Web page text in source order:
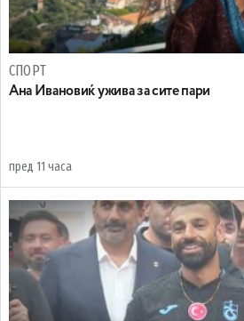
СПОРТ
Ана Ивановиќ ужива за сите пари
пред 11 часа